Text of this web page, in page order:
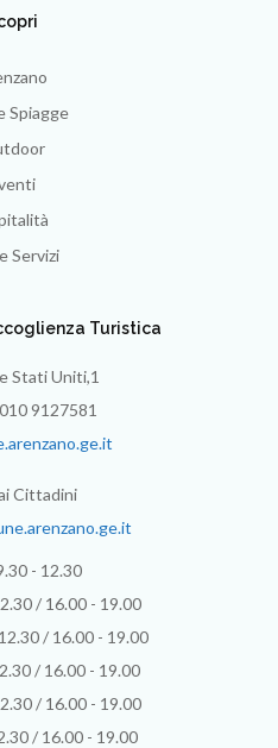
Spiagge
Servizi
Turistica
Stati Uniti,1
9127581
Cittadini
- 12.30
/ 16.00 - 19.00
/ 16.00 - 19.00
/ 16.00 - 19.00
/ 16.00 - 19.00
/ 16.00 - 19.00